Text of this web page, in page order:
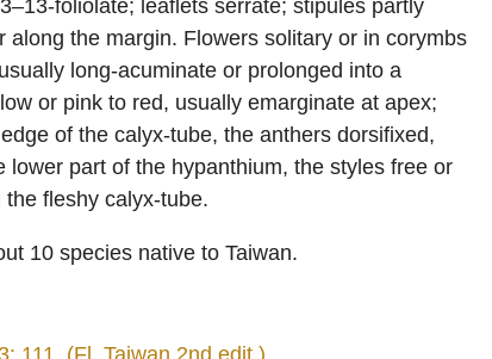
foliolate; leaflets serrate; stipules partly
the margin. Flowers solitary or in corymbs
long-acuminate or prolonged into a
or pink to red, usually emarginate at apex;
of the calyx-tube, the anthers dorsifixed,
part of the hypanthium, the styles free or
fleshy calyx-tube.
10 species native to Taiwan.
111. (Fl. Taiwan 2nd edit.)